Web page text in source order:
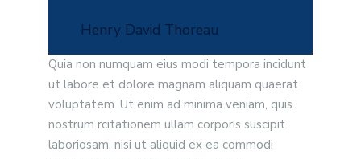
Henry David Thoreau
Quia non numquam eius modi tempora incidunt
ut labore et dolore magnam aliquam quaerat
voluptatem. Ut enim ad minima veniam, quis
nostrum rcitationem ullam corporis suscipit
laboriosam, nisi ut aliquid ex ea commodi